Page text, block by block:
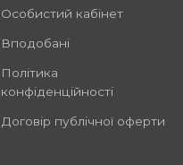
Особистий кабінет
Вподобані
Політика
конфіденційності
Договір публічної оферти